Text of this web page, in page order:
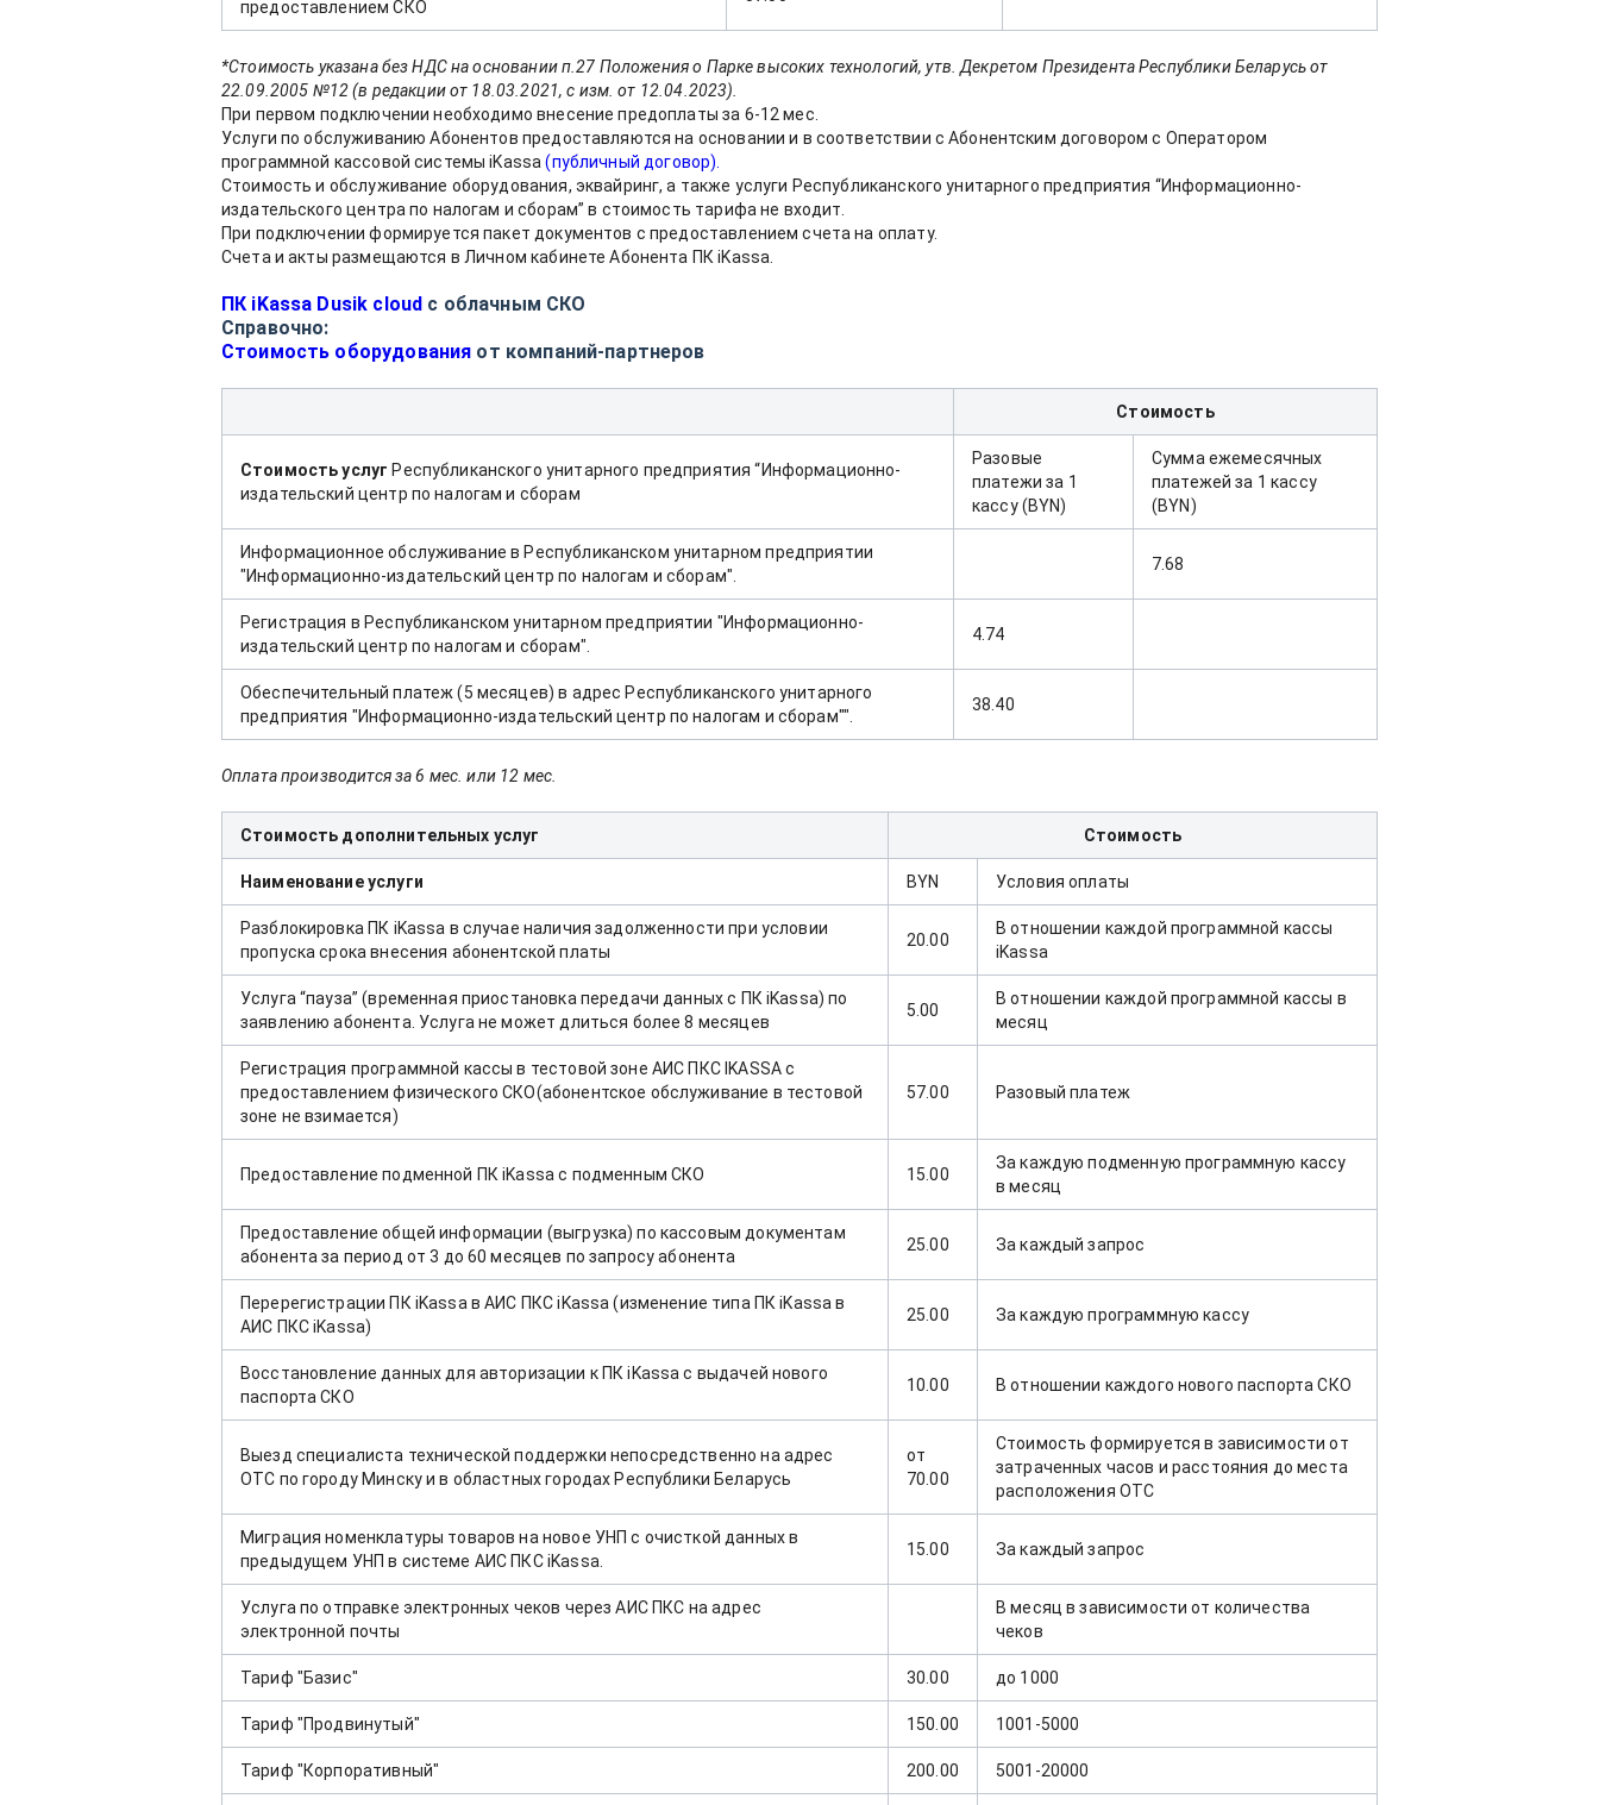
предоставлением СКО
*Стоимость указана без НДС на основании п.27 Положения о Парке высоких технологий, утв. Декретом Президента Республики Беларусь от
22.09.2005 №12 (в редакции от 18.03.2021, с изм. от 12.04.2023).
При первом подключении необходимо внесение предоплаты за 6-12 мес.
Услуги по обслуживанию Абонентов предоставляются на основании и в соответствии с Абонентским договором с Оператором
программной кассовой системы iKassa(публичный договор).
Стоимость и обслуживание оборудования, эквайринг, а также услуги Республиканского унитарного предприятия “Информационно-
издательского центра по налогам и сборам” в стоимость тарифа не входит.
При подключении формируется пакет документов с предоставлением счета на оплату.
Счета и акты размещаются в Личном кабинете Абонента ПК iKassa.
ПК iKassa Dusik cloud c облачным СКО
Справочно:
Стоимость оборудования от компаний-партнеров
Стоимость
Стоимость услуг Республиканского унитарного предприятия “Информационно-
издательский центр по налогам и сборам
Разовые
платежи за 1
кассу (BYN)
Сумма ежемесячных
платежей за 1 кассу
(BYN)
Информационное обслуживание в Республиканском унитарном предприятии
"Информационно-издательский центр по налогам и сборам".
7.68
Регистрация в Республиканском унитарном предприятии "Информационно-
издательский центр по налогам и сборам".
4.74
Обеспечительный платеж (5 месяцев) в адрес Республиканского унитарного
предприятия "Информационно-издательский центр по налогам и сборам"".
38.40
Оплата производится за 6 мес. или 12 мес.
Стоимость дополнительных услуг Стоимость
Наименование услуги BYN Условия оплаты
Разблокировка ПК iKassa в случае наличия задолженности при условии
пропуска срока внесения абонентской платы
20.00
В отношении каждой программной кассы
iKassa
Услуга “пауза” (временная приостановка передачи данных с ПК iKassa) по
заявлению абонента. Услуга не может длиться более 8 месяцев
5.00
В отношении каждой программной кассы в
месяц
Регистрация программной кассы в тестовой зоне АИС ПКС IKASSA с
предоставлением физического СКО(абонентское обслуживание в тестовой
зоне не взимается)
57.00 Разовый платеж
Предоставление подменной ПК iKassa c подменным СКО 15.00
За каждую подменную программную кассу
в месяц
Предоставление общей информации (выгрузка) по кассовым документам
абонента за период от 3 до 60 месяцев по запросу абонента
25.00 За каждый запрос
Перерегистрации ПК iKassa в АИС ПКС iKassa (изменение типа ПК iKassa в
АИС ПКС iKassa)
25.00 За каждую программную кассу
Восстановление данных для авторизации к ПК iKassa с выдачей нового
паспорта СКО
10.00 В отношении каждого нового паспорта СКО
Выезд специалиста технической поддержки непосредственно на адрес
ОТС по городу Минску и в областных городах Республики Беларусь
от
70.00
Стоимость формируется в зависимости от
затраченных часов и расстояния до места
расположения ОТС
Миграция номенклатуры товаров на новое УНП с очисткой данных в
предыдущем УНП в системе АИС ПКС iKassa.
15.00 За каждый запрос
Услуга по отправке электронных чеков через АИС ПКС на адрес
электронной почты
В месяц в зависимости от количества
чеков
Тариф "Базис" 30.00 до 1000
Тариф "Продвинутый" 150.00 1001-5000
Тариф "Корпоративный" 200.00 5001-20000